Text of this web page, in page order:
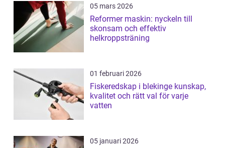
05 mars 2026
Reformer maskin: nyckeln till
skonsam och effektiv
helkroppsträning
01 februari 2026
Fiskeredskap i blekinge kunskap,
kvalitet och rätt val för varje
vatten
05 januari 2026